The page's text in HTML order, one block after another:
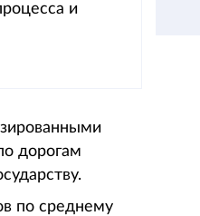
и
дорогам
по среднему